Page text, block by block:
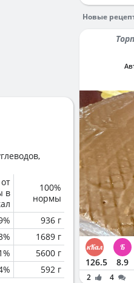
в
100%
нормы
936 г
1689 г
5600 г
592 г
Новые
126.5 8.9
2 4